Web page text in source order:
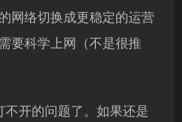
网络切换成更稳定的运营
要科学上网（不是很推
开的问题了。如果还是